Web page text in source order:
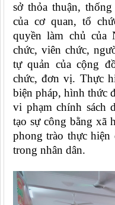
sở thỏa thuận,
của cơ quan, tổ
quyền làm chủ của
chức, viên chức,
tự quản của cộng
chức, đơn vị. Thực
biện pháp, hình thức
vi phạm chính sách
tạo sự công bằng xã
phong trào thực
trong nhân dân.